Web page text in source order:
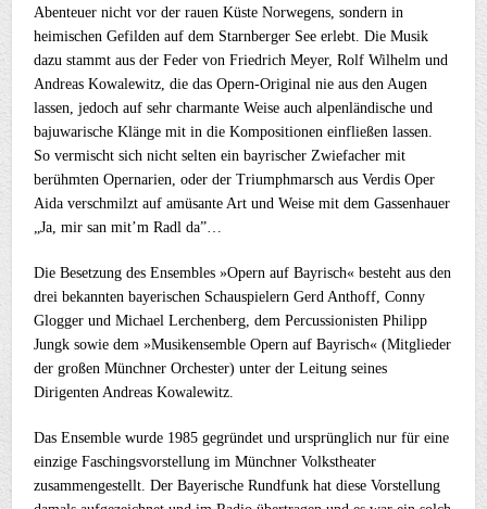
Abenteuer nicht vor der rauen Küste Norwegens, sondern in
heimischen Gefilden auf dem Starnberger See erlebt. Die Musik
dazu stammt aus der Feder von Friedrich Meyer, Rolf Wilhelm und
Andreas Kowalewitz, die das Opern-Original nie aus den Augen
lassen, jedoch auf sehr charmante Weise auch alpenländische und
bajuwarische Klänge mit in die Kompositionen einfließen lassen.
So vermischt sich nicht selten ein bayrischer Zwiefacher mit
berühmten Opernarien, oder der Triumphmarsch aus Verdis Oper
Aida verschmilzt auf amüsante Art und Weise mit dem Gassenhauer
„Ja, mir san mit’m Radl da”…
Die Besetzung des Ensembles »Opern auf Bayrisch« besteht aus den
drei bekannten bayerischen Schauspielern Gerd Anthoff, Conny
Glogger und Michael Lerchenberg, dem Percussionisten Philipp
Jungk sowie dem »Musikensemble Opern auf Bayrisch« (Mitglieder
der großen Münchner Orchester) unter der Leitung seines
Dirigenten Andreas Kowalewitz.
Das Ensemble wurde 1985 gegründet und ursprünglich nur für eine
einzige Faschingsvorstellung im Münchner Volkstheater
zusammengestellt. Der Bayerische Rundfunk hat diese Vorstellung